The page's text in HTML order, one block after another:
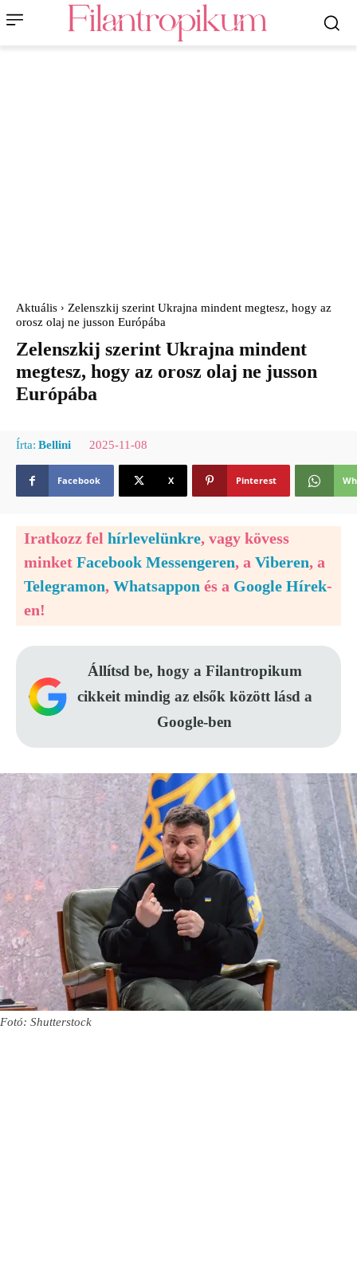
Aktuális
Zelenszkij szerint Ukrajna mindent megtesz, hogy az
orosz olaj ne jusson Európába
Zelenszkij szerint Ukrajna mindent
megtesz, hogy az orosz olaj ne jusson
Európába
Írta: Bellini 2025-11-08
Facebook X Pinterest
Iratkozz fel hírlevelünkre, vagy kövess
minket Facebook Messengeren, a Viberen, a
Telegramon, Whatsappon és a Google Hírek-
en!
Állítsd be, hogy a Filantropikum
cikkeit mindig az elsők között lásd a
Google-ben
Fotó: Shutterstock